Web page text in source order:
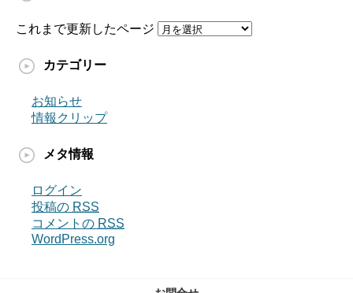
これまで更新したページ
カテゴリー
お知らせ
情報クリップ
メタ情報
ログイン
投稿の RSS
コメントの RSS
WordPress.org